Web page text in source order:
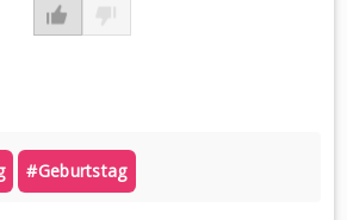
#geburtstag